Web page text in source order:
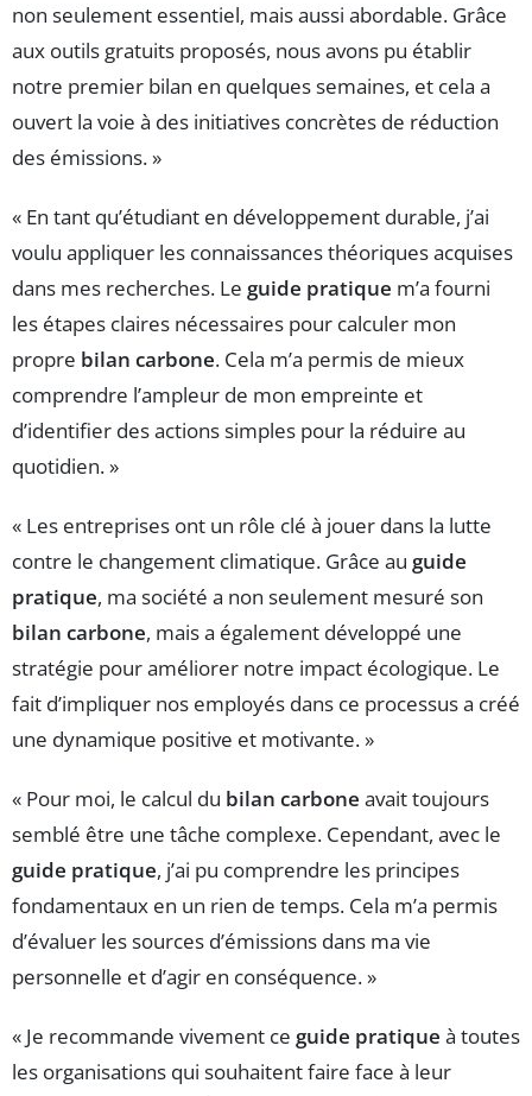
non seulement essentiel, mais aussi abordable. Grâce
aux outils gratuits proposés, nous avons pu établir
notre premier bilan en quelques semaines, et cela a
ouvert la voie à des initiatives concrètes de réduction
des émissions. »
« En tant qu’étudiant en développement durable, j’ai
voulu appliquer les connaissances théoriques acquises
dans mes recherches. Le guide pratique m’a fourni
les étapes claires nécessaires pour calculer mon
propre bilan carbone. Cela m’a permis de mieux
comprendre l’ampleur de mon empreinte et
d’identifier des actions simples pour la réduire au
quotidien. »
« Les entreprises ont un rôle clé à jouer dans la lutte
contre le changement climatique. Grâce au guide
pratique, ma société a non seulement mesuré son
bilan carbone, mais a également développé une
stratégie pour améliorer notre impact écologique. Le
fait d’impliquer nos employés dans ce processus a créé
une dynamique positive et motivante. »
« Pour moi, le calcul du bilan carbone avait toujours
semblé être une tâche complexe. Cependant, avec le
guide pratique, j’ai pu comprendre les principes
fondamentaux en un rien de temps. Cela m’a permis
d’évaluer les sources d’émissions dans ma vie
personnelle et d’agir en conséquence. »
« Je recommande vivement ce guide pratique à toutes
les organisations qui souhaitent faire face à leur